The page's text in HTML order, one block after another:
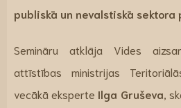
publiskā un nevalstiskā sektora
Semināru atklāja Vides
attīstības ministrijas
vecākā eksperte Ilga Gruševa ,